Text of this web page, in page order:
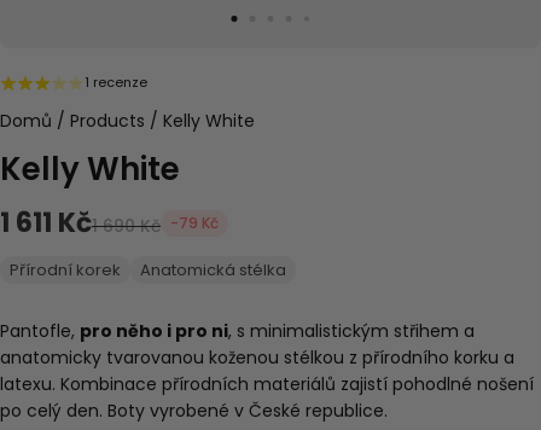
1 recenze
Domů / Products / Kelly White
Kelly White
1 611 Kč1 690 Kč -79 Kč
Přírodní korek Anatomická stélka
Pantofle, pro něho i pro ni, s minimalistickým střihem a
anatomicky tvarovanou koženou stélkou z přírodního korku a
latexu. Kombinace přírodních materiálů zajistí pohodlné nošení
po celý den. Boty vyrobené v České republice.